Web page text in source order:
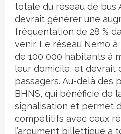
totale du réseau de bus
devrait générer une
fréquentation de 28 %
venir. Le réseau Nemo
de 100 000 habitants à
leur domicile, et devrait
passagers. Au-delà des
BHNS, qui bénéficie de
signalisation et permet
compétitifs avec ceux
l’argument billettique a